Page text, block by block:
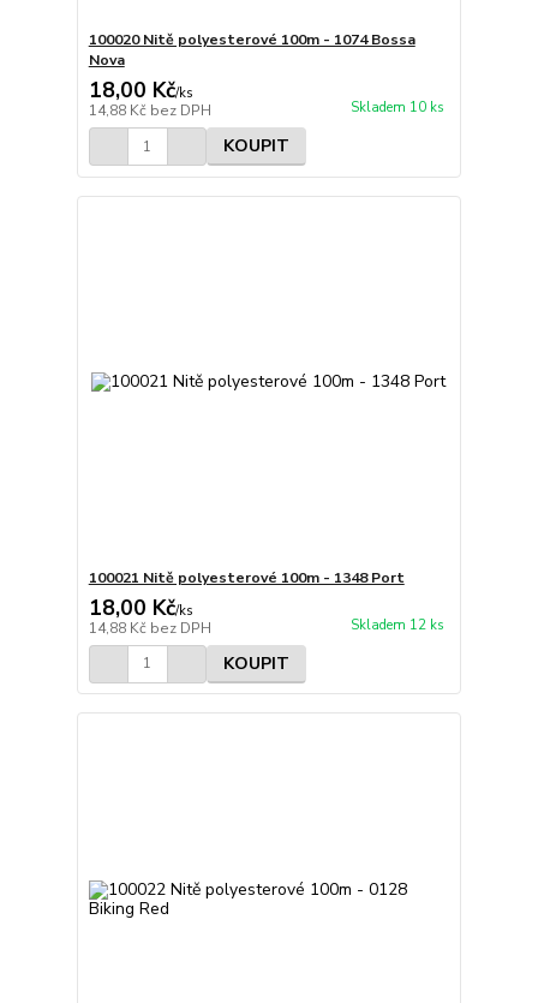
100020 Nitě polyesterové 100m - 1074 Bossa
Nova
18,00 Kč/ks
14,88 Kč bez DPH Skladem 10 ks
KOUPIT
100021 Nitě polyesterové 100m - 1348 Port
18,00 Kč/ks
14,88 Kč bez DPH Skladem 12 ks
KOUPIT